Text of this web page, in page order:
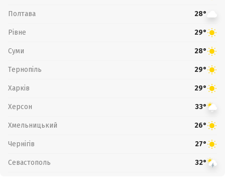
Полтава 28°
Рівне 29°
Суми 28°
Тернопіль 29°
Харків 29°
Херсон 33°
Хмельницький 26°
Чернігів 27°
Севастополь 32°